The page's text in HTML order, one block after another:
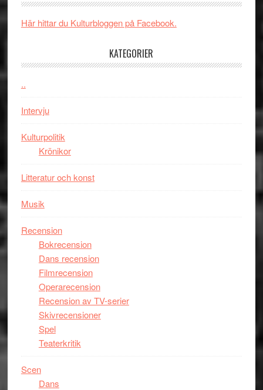
och
Jackie
synas
Vem
Här hittar du Kulturbloggen på Facebook.
KATEGORIER
..
Intervju
Kulturpolitik
Krönikor
Litteratur och konst
Musik
Recension
Bokrecension
Dans recension
Filmrecension
Operarecension
Recension av TV-serier
Skivrecensioner
Spel
Teaterkritik
Scen
Dans